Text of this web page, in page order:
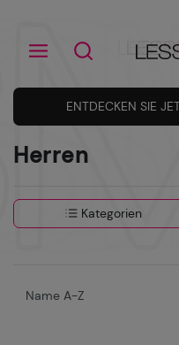
ENTDECKEN SIE
Herren
Kategorien